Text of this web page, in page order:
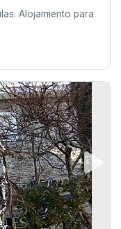
Alojamiento para